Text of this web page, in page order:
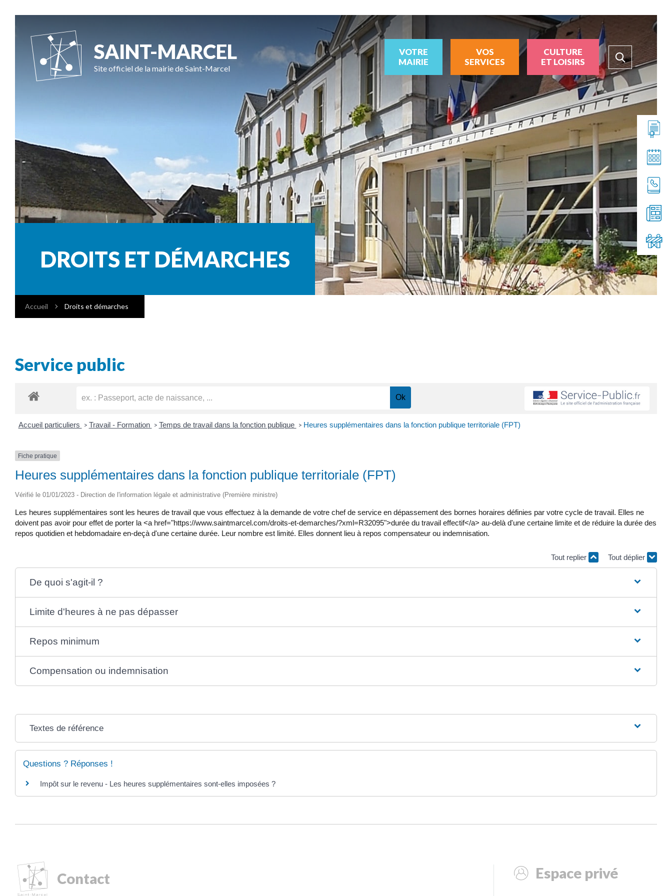
SAINT-MARCEL
Site officiel de la mairie de Saint-Marcel
VOTRE
MAIRIE
VOS
SERVICES
CULTURE
ET LOISIRS
DROITS ET DÉMARCHES
Accueil Droits et démarches
Service public
Accueil particuliers > Travail - Formation > Temps de travail dans la fonction publique > Heures supplémentaires dans la fonction publique territoriale (FPT)
Fiche pratique
Heures supplémentaires dans la fonction publique territoriale (FPT)
Vérifié le 01/01/2023 - Direction de l'information légale et administrative (Première ministre)
Les heures supplémentaires sont les heures de travail que vous effectuez à la demande de votre chef de service en dépassement des bornes horaires définies par votre cycle de travail. Elles ne
doivent pas avoir pour effet de porter la <a href="https://www.saintmarcel.com/droits-et-demarches/?xml=R32095">durée du travail effectif</a> au-delà d'une certaine limite et de réduire la durée des
repos quotidien et hebdomadaire en-deçà d'une certaine durée. Leur nombre est limité. Elles donnent lieu à repos compensateur ou indemnisation.
Tout replier Tout déplier
De quoi s'agit-il ?
Limite d'heures à ne pas dépasser
Repos minimum
Compensation ou indemnisation
Textes de référence
Questions ? Réponses !
Impôt sur le revenu - Les heures supplémentaires sont-elles imposées ?
Contact Espace privé